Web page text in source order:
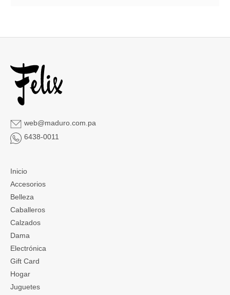
web@maduro.com.pa
6438-0011
Inicio
Accesorios
Belleza
Caballeros
Calzados
Dama
Electrónica
Gift Card
Hogar
Juguetes